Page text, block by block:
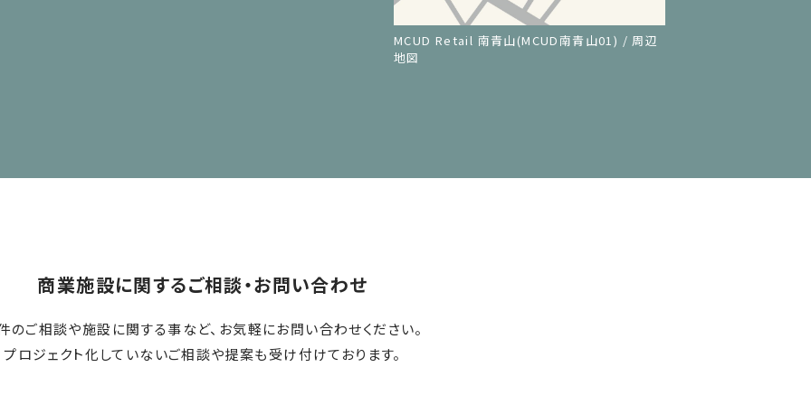
MCUD Retail 南青山(MCUD南青山01) / 周辺
地図
商業施設に関するご相談・お問い合わせ
のご相談や施設に関する事など、お気軽にお問い合わせください。
プロジェクト化していないご相談や提案も受け付けております。